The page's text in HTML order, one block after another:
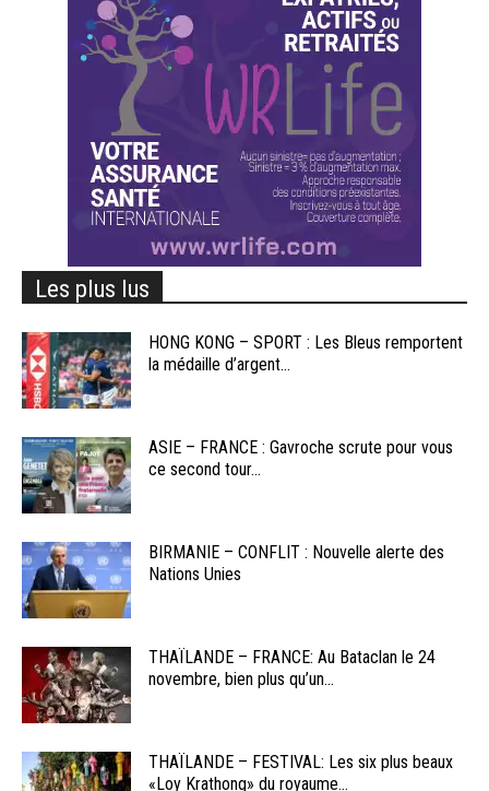
Les plus lus
HONG KONG – SPORT : Les Bleus remportent
la médaille d’argent...
ASIE – FRANCE : Gavroche scrute pour vous
ce second tour...
BIRMANIE – CONFLIT : Nouvelle alerte des
Nations Unies
THAÏLANDE – FRANCE: Au Bataclan le 24
novembre, bien plus qu’un...
THAÏLANDE – FESTIVAL: Les six plus beaux
«Loy Krathong» du royaume...